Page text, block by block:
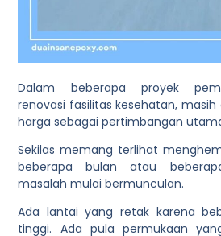
Dalam beberapa proyek
renovasi fasilitas kesehatan,
harga sebagai pertimbangan
Sekilas memang terlihat
beberapa bulan atau
masalah mulai bermunculan.
Ada lantai yang retak karena
tinggi. Ada pula permukaan